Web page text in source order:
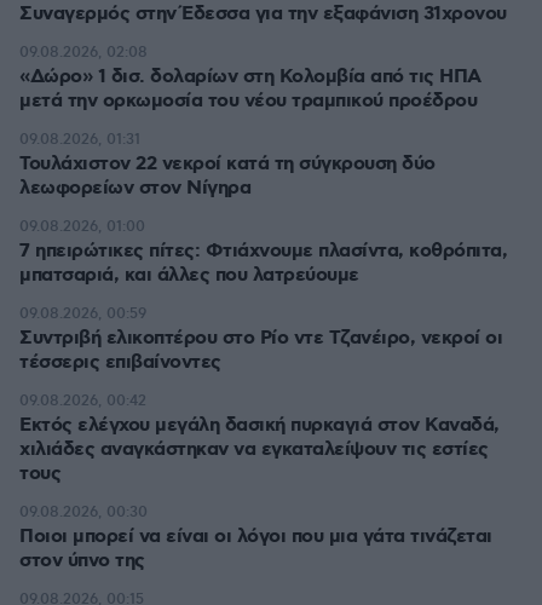
Συναγερμός στην Έδεσσα για την εξαφάνιση 31χρονου
«Δώρο» 1 δισ. δολαρίων στη Κολομβία από τις ΗΠΑ
μετά την ορκωμοσία του νέου τραμπικού προέδρου
09.08.2026, 02:08
Τουλάχιστον 22 νεκροί κατά τη σύγκρουση δύο
λεωφορείων στον Νίγηρα
09.08.2026, 01:31
7 ηπειρώτικες πίτες: Φτιάχνουμε πλασίντα, κοθρόπιτα,
μπατσαριά, και άλλες που λατρεύουμε
09.08.2026, 01:00
Συντριβή ελικοπτέρου στο Ρίο ντε Τζανέιρο, νεκροί οι
τέσσερις επιβαίνοντες
09.08.2026, 00:59
Εκτός ελέγχου μεγάλη δασική πυρκαγιά στον Καναδά,
χιλιάδες αναγκάστηκαν να εγκαταλείψουν τις εστίες
τους
09.08.2026, 00:42
Ποιοι μπορεί να είναι οι λόγοι που μια γάτα τινάζεται
στον ύπνο της
09.08.2026, 00:30
09.08.2026, 00:15